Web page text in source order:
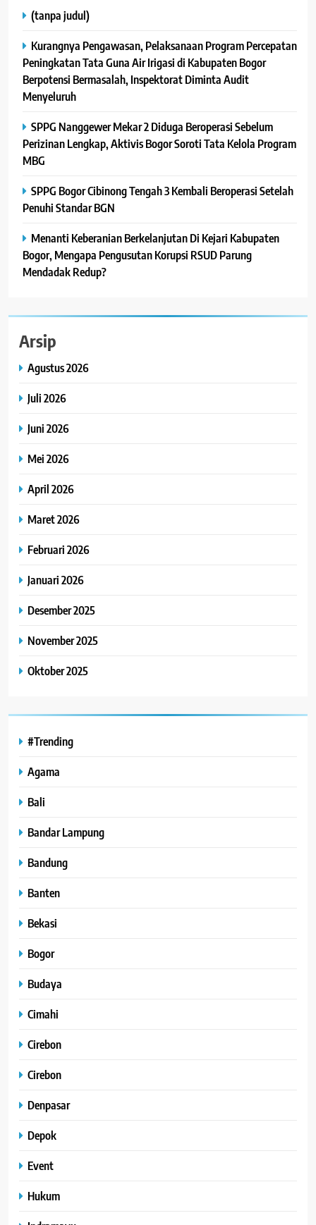
(tanpa judul)
Kurangnya Pengawasan, Pelaksanaan Program Percepatan
Peningkatan Tata Guna Air Irigasi di Kabupaten Bogor
Berpotensi Bermasalah, Inspektorat Diminta Audit
Menyeluruh
SPPG Nanggewer Mekar 2 Diduga Beroperasi Sebelum
Perizinan Lengkap, Aktivis Bogor Soroti Tata Kelola Program
MBG
SPPG Bogor Cibinong Tengah 3 Kembali Beroperasi Setelah
Penuhi Standar BGN
Menanti Keberanian Berkelanjutan Di Kejari Kabupaten
Bogor, Mengapa Pengusutan Korupsi RSUD Parung
Mendadak Redup?
Arsip
Agustus 2026
Juli 2026
Juni 2026
Mei 2026
April 2026
Maret 2026
Februari 2026
Januari 2026
Desember 2025
November 2025
Oktober 2025
#Trending
Agama
Bali
Bandar Lampung
Bandung
Banten
Bekasi
Bogor
Budaya
Cimahi
Cirebon
Cirebon
Denpasar
Depok
Event
Hukum